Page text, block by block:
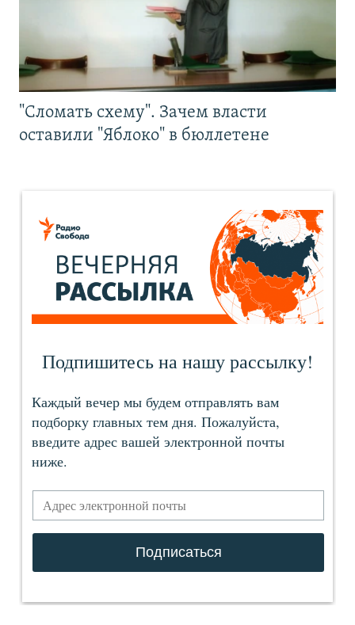
"Сломать схему". Зачем власти
оставили "Яблоко" в бюллетене